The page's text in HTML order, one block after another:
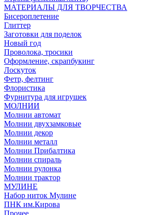
МАТЕРИАЛЫ ДЛЯ ТВОРЧЕСТВА
Бисероплетение
Глиттер
Заготовки для поделок
Новый год
Проволока, тросики
Оформление, скрапбукинг
Лоскуток
Фетр, фелтинг
Флористика
Фурнитура для игрушек
МОЛНИИ
Молнии автомат
Молнии двухзамковые
Молнии декор
Молнии металл
Молнии Прибалтика
Молнии спираль
Молнии рулонка
Молнии трактор
МУЛИНЕ
Набор ниток Мулине
ПНК им.Кирова
Прочее